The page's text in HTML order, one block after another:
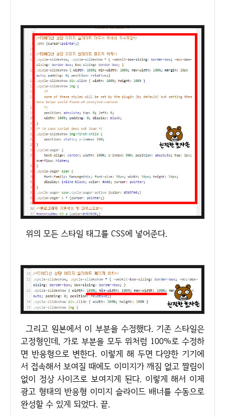
위의 모든 스타일 태그를 CSS에 넣어준다.
그리고 원본에서 이 부분을 수정했다. 기존 스타일은
고정형인데, 가로 부분을 모두 위처럼 100%로 수정하
면 반응형으로 변한다. 이렇게 해 두면 다양한 기기에
서 접속해서 보여질 때에도 이미지가 깨짐 없고 짤림이
없이 정상 사이즈로 보여지게 된다. 이렇게 해서 이제
광고 형태의 반응형 이미지 슬라이드 배너를 수동으로
완성할 수 있게 되었다. 끝.